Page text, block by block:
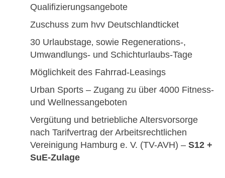
Qualifizierungsangebote
Zuschuss zum hvv Deutschlandticket
30 Urlaubstage‚ sowie Regenerations-,
Umwandlungs- und Schichturlaubs-Tage
Möglichkeit des Fahrrad-Leasings
Urban Sports – Zugang zu über 4000 Fitness-
und Wellnessangeboten
Vergütung und betriebliche Altersvorsorge
nach Tarifvertrag der Arbeitsrechtlichen
Vereinigung Hamburg e. V. (TV-AVH) – S12 +
SuE-Zulage